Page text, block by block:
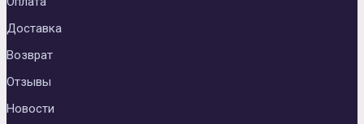
Доставка
Возврат
Отзывы
Новости